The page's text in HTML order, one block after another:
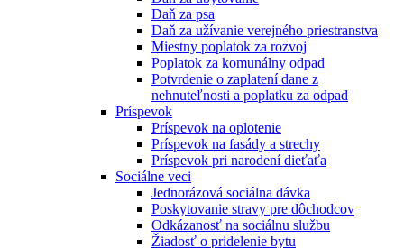
Daň za psa
Daň za užívanie verejného priestranstva
Miestny poplatok za rozvoj
Poplatok za komunálny odpad
Potvrdenie o zaplatení dane z
nehnuteľnosti a poplatku za odpad
Príspevok
Príspevok na oplotenie
Príspevok na fasády a strechy
Príspevok pri narodení dieťaťa
Sociálne veci
Jednorázová sociálna dávka
Poskytovanie stravy pre dôchodcov
Odkázanosť na sociálnu službu
Žiadosť o pridelenie bytu